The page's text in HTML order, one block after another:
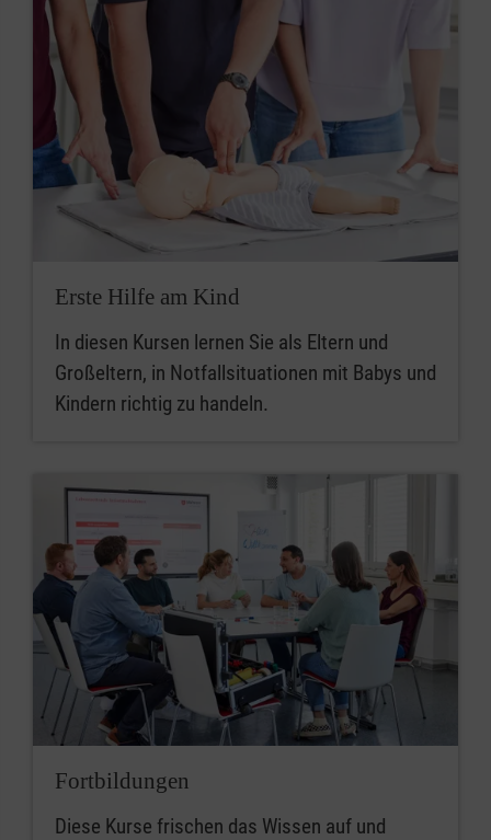
Erste Hilfe am Kind
In diesen Kursen lernen Sie als Eltern und
Großeltern, in Notfallsituationen mit Babys und
Kindern richtig zu handeln.
Fortbildungen
Diese Kurse frischen das Wissen auf und